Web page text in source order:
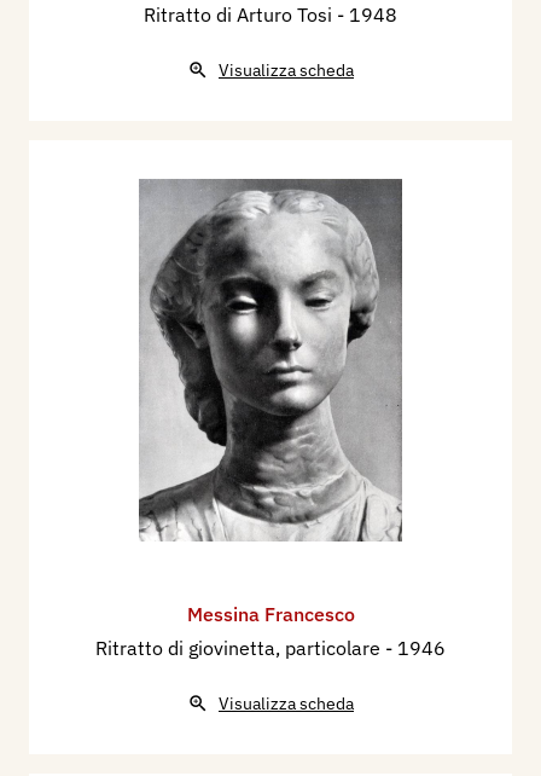
Ritratto di Arturo Tosi - 1948
Visualizza scheda
Messina Francesco
Ritratto di giovinetta, particolare - 1946
Visualizza scheda